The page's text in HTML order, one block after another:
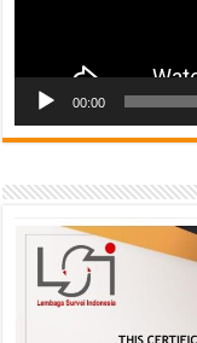
00:00